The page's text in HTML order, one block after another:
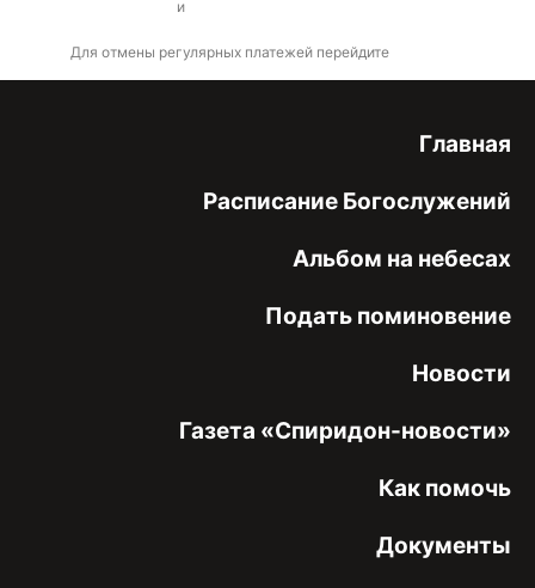
и
Для отмены регулярных платежей перейдите
Главная
Расписание Богослужений
Альбом на небесах
Подать поминовение
Новости
Газета «Спиридон-новости»
Как помочь
Документы